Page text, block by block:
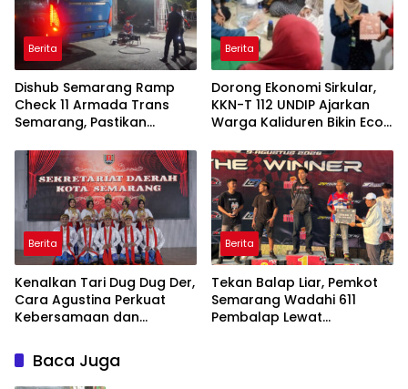
Berita
Dishub Semarang Ramp
Check 11 Armada Trans
Semarang, Pastikan
Berita
Dorong Ekonomi Sirkular,
KKN-T 112 UNDIP Ajarkan
Warga Kaliduren Bikin Eco
Berita
Kenalkan Tari Dug Dug Der,
Cara Agustina Perkuat
Kebersamaan dan
Semarang
Berita
Tekan Balap Liar, Pemkot
Semarang Wadahi 611
Pembalap Lewat
Baca Juga